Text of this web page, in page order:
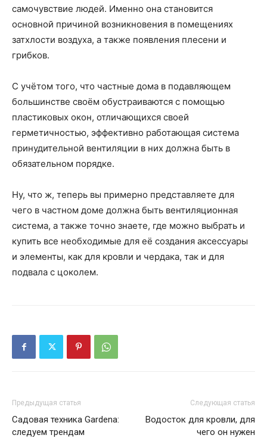
самочувствие людей. Именно она становится
основной причиной возникновения в помещениях
затхлости воздуха, а также появления плесени и
грибков.
С учётом того, что частные дома в подавляющем
большинстве своём обустраиваются с помощью
пластиковых окон, отличающихся своей
герметичностью, эффективно работающая система
принудительной вентиляции в них должна быть в
обязательном порядке.
Ну, что ж, теперь вы примерно представляете для
чего в частном доме должна быть вентиляционная
система, а также точно знаете, где можно выбрать и
купить все необходимые для её создания аксессуары
и элементы, как для кровли и чердака, так и для
подвала с цоколем.
Предыдущая статья
Садовая техника Gardena:
следуем трендам
Следующая статья
Водосток для кровли, для
чего он нужен